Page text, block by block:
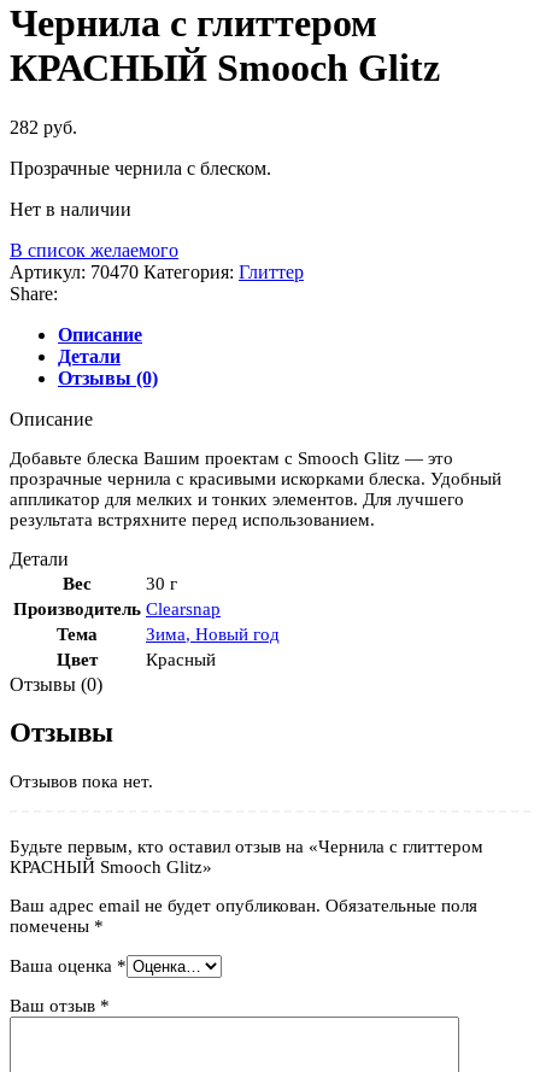
Чернила с глиттером
КРАСНЫЙ Smooch Glitz
282 руб.
Прозрачные чернила с блеском.
Нет в наличии
В список желаемого
Артикул: 70470 Категория: Глиттер
Share:
Описание
Детали
Отзывы (0)
Описание
Добавьте блеска Вашим проектам с Smooch Glitz — это
прозрачные чернила с красивыми искорками блеска. Удобный
аппликатор для мелких и тонких элементов. Для лучшего
результата встряхните перед использованием.
Детали
Вес
30 г
Производитель Clearsnap
Тема
Зима, Новый год
Цвет
Красный
Отзывы (0)
Отзывы
Отзывов пока нет.
Будьте первым, кто оставил отзыв на «Чернила с глиттером
КРАСНЫЙ Smooch Glitz»
Ваш адрес email не будет опубликован. Обязательные поля
помечены *
Ваша оценка *
Ваш отзыв *